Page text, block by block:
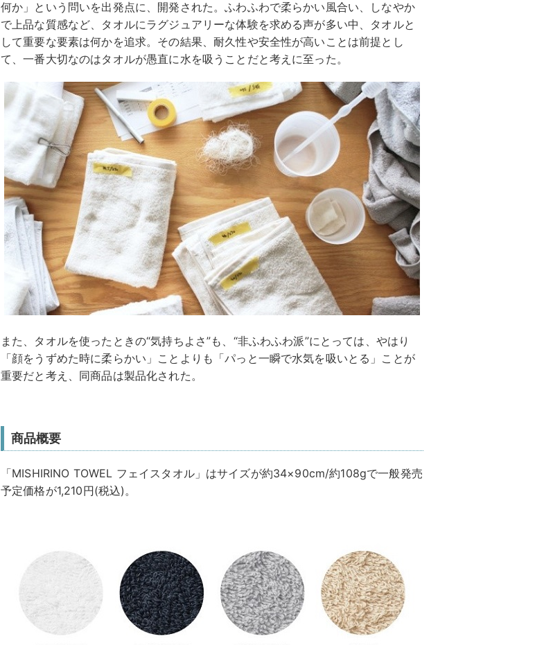
何か」という問いを出発点に、開発された。ふわふわで柔らかい風合い、しなやか
で上品な質感など、タオルにラグジュアリーな体験を求める声が多い中、タオルと
して重要な要素は何かを追求。その結果、耐久性や安全性が高いことは前提とし
て、一番大切なのはタオルが愚直に水を吸うことだと考えに至った。
また、タオルを使ったときの“気持ちよさ”も、“非ふわふわ派”にとっては、やはり
「顔をうずめた時に柔らかい」ことよりも「パっと一瞬で水気を吸いとる」ことが
重要だと考え、同商品は製品化された。
商品概要
「MISHIRINO TOWEL フェイスタオル」はサイズが約34×90cm/約108gで一般発売
予定価格が1,210円(税込)。